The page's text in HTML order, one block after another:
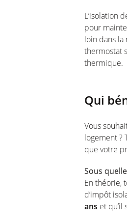
L’isolation
pour
loin dans la
thermostat
thermique.
Qui
Vous
logement ?
que votre
Sous
En théorie,
d’impôt
ans et qu’il